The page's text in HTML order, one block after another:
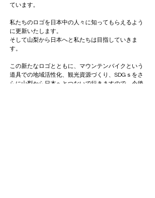
ています。
私たちのロゴを日本中の人々に知ってもらえるよう
に更新いたします。
そして山梨から日本へと私たちは目指していきま
す。
この新たなロゴとともに、マウンテンバイクという
道具での地域活性化、観光資源づくり、SDGｓをさ
らに山梨から日本へとつないで行きますので、今後